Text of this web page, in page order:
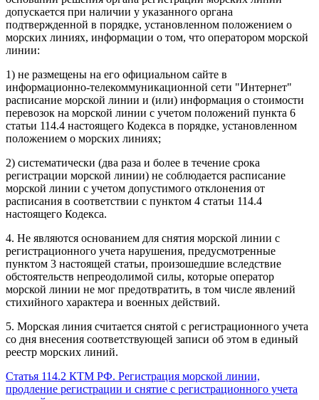
допускается при наличии у указанного органа
подтвержденной в порядке, установленном положением о
морских линиях, информации о том, что оператором морской
линии:
1) не размещены на его официальном сайте в
информационно-телекоммуникационной сети "Интернет"
расписание морской линии и (или) информация о стоимости
перевозок на морской линии с учетом положений пункта 6
статьи 114.4 настоящего Кодекса в порядке, установленном
положением о морских линиях;
2) систематически (два раза и более в течение срока
регистрации морской линии) не соблюдается расписание
морской линии с учетом допустимого отклонения от
расписания в соответствии с пунктом 4 статьи 114.4
настоящего Кодекса.
4. Не являются основанием для снятия морской линии с
регистрационного учета нарушения, предусмотренные
пунктом 3 настоящей статьи, произошедшие вследствие
обстоятельств непреодолимой силы, которые оператор
морской линии не мог предотвратить, в том числе явлений
стихийного характера и военных действий.
5. Морская линия считается снятой с регистрационного учета
со дня внесения соответствующей записи об этом в единый
реестр морских линий.
Статья 114.2 КТМ РФ. Регистрация морской линии,
продление регистрации и снятие с регистрационного учета